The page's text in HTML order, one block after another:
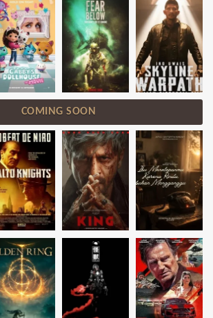
COMING SOON